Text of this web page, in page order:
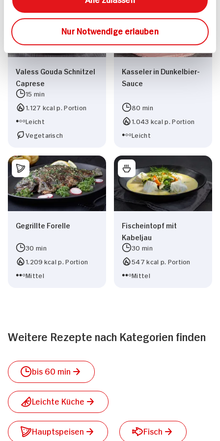
Nur Notwendige erlauben
Valess Gouda Schnitzel
Caprese
15 min
1.127 kcal p. Portion
Leicht
Vegetarisch
Kasseler in Dunkelbier-
Sauce
80 min
1.043 kcal p. Portion
Leicht
Gegrillte Forelle
30 min
1.209 kcal p. Portion
Mittel
Fischeintopf mit
Kabeljau
30 min
547 kcal p. Portion
Mittel
Weitere Rezepte nach Kategorien finden
bis 60 min
Leichte Küche
Hauptspeisen Fisch